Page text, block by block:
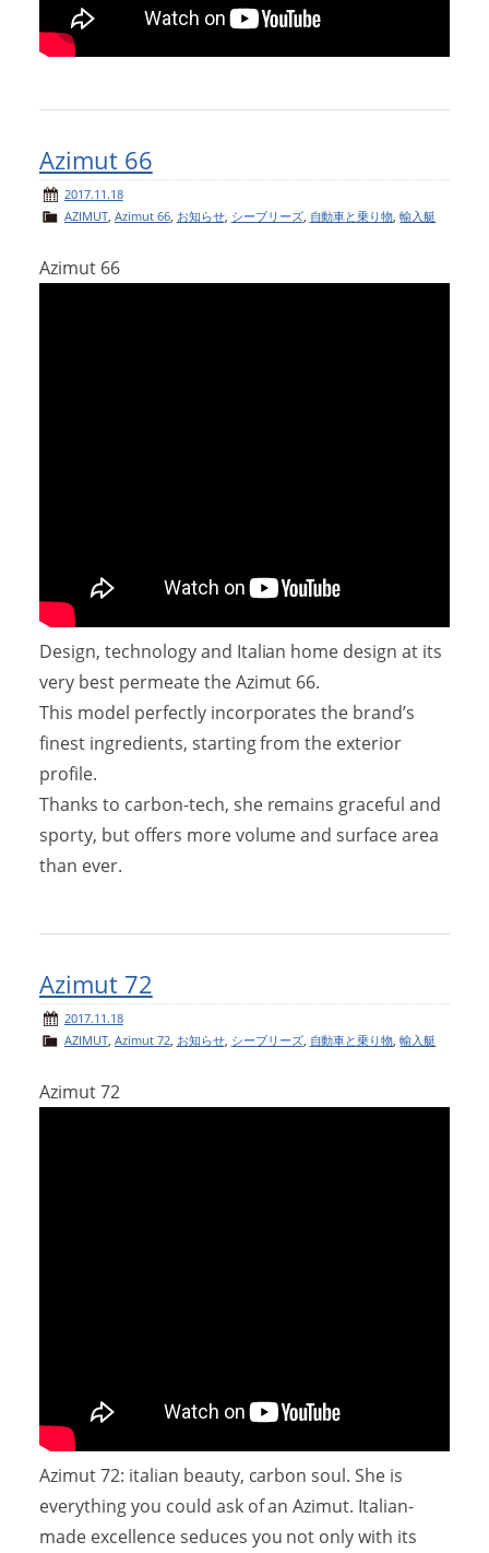
Azimut 66
2017.11.18
AZIMUT, Azimut 66, お知らせ, シーブリーズ, 自動車と乗り物,輸入艇
Azimut 66
Design, technology and Italian home design at its
very best permeate the Azimut 66.
This model perfectly incorporates the brand’s
finest ingredients, starting from the exterior
profile.
Thanks to carbon-tech, she remains graceful and
sporty, but offers more volume and surface area
than ever.
Azimut 72
2017.11.18
AZIMUT, Azimut 72, お知らせ, シーブリーズ, 自動車と乗り物,輸入艇
Azimut 72
Azimut 72: italian beauty, carbon soul. She is
everything you could ask of an Azimut. Italian-
made excellence seduces you not only with its